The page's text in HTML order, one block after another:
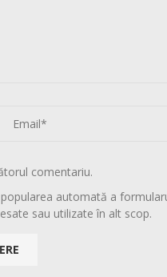
comentariu.
automată a
sau utilizate în alt scop.